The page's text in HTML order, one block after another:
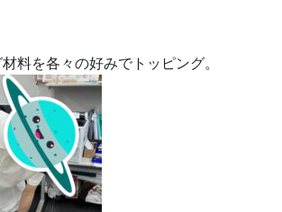
料を各々の好みでトッピング。